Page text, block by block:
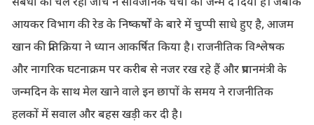
आयकर विभाग की रेड के निष्कर्षों के बारे में चुप्पी साधे हुए है, आजम
खान की प्रतिक्रिया ने ध्यान आकर्षित किया है। राजनीतिक विश्लेषक
और नागरिक घटनाक्रम पर करीब से नजर रख रहे हैं और प्रधानमंत्री के
जन्मदिन के साथ मेल खाने वाले इन छापों के समय ने राजनीतिक
हलकों में सवाल और बहस खड़ी कर दी है।